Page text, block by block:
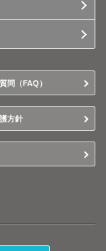
問（FAQ）
方針